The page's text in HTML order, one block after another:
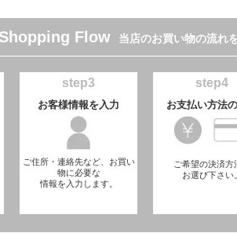
Shopping Flow 当店のお買い物の流れ
step3
お客様情報を入力
ご住所・連絡先など、お買い
物に必要な
情報を入力します。
step4
お支払い方法
ご希望の決済方
お選び下さい。